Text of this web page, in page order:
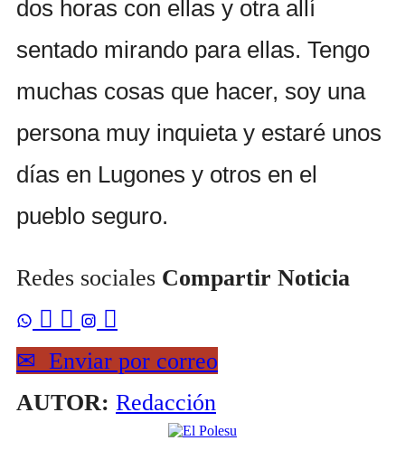
dos horas con ellas y otra allí
sentado mirando para ellas. Tengo
muchas cosas que hacer, soy una
persona muy inquieta y estaré unos
días en Lugones y otros en el
pueblo seguro.
Redes sociales Compartir Noticia
 

✉ Enviar por correo
AUTOR: Redacción